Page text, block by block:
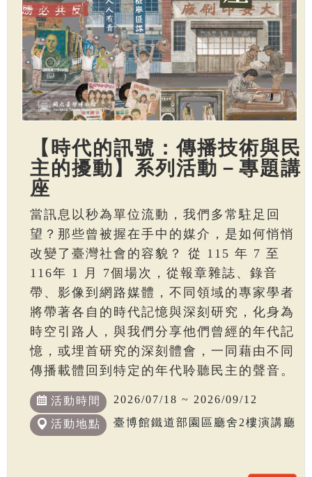
【時代的訊號：傳播技術與民
主的擾動】系列活動－專題講
座
當訊息以秒為單位流動，我們多常駐足回
望？那些曾被握在手中的媒介，是如何悄悄
改變了臺灣社會的容貌？ 從 115 年 7 至
116年 1 月 7個場次，從報章雜誌、錄音
帶、影像到網路媒體，不同領域的專家學者
將帶著各自的時代記憶與深刻研究，化身為
時空引路人，與我們分享他們曾經的年代記
憶，或埋首研究的深刻體會，一同藉由不同
傳播載體回到特定的年代聆聽民主的聲音。
活動時間 2026/07/18 ~ 2026/09/12
活動地點 臺博館鐵道部園區廳舍2樓演講廳